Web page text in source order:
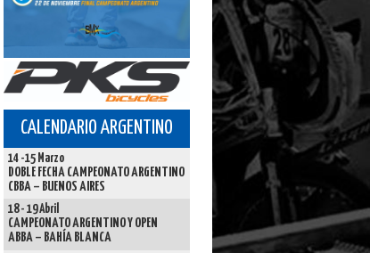
CALENDARIO ARGENTINO
14 -15 Marzo
DOBLE FECHA CAMPEONATO ARGENTINO
CBBA – BUENOS AIRES
18 - 19 Abril
CAMPEONATO ARGENTINO Y OPEN
ABBA – BAHÍA BLANCA